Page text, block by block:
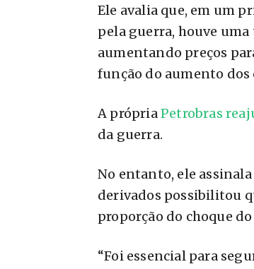
Ele avalia que, em um
pela guerra, houve
aumentando preços
função do aumento dos
A própriaPetrobras
da guerra.
No entanto, ele
derivados possibilitou
proporção do choque
“Foi essencial para